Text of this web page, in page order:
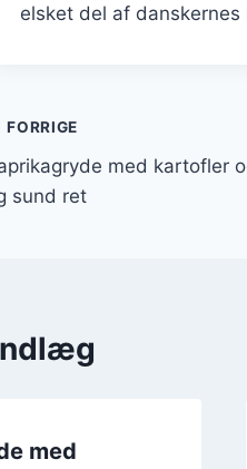
elsket del af
FORRIGE
med kartofler
sund ret
med